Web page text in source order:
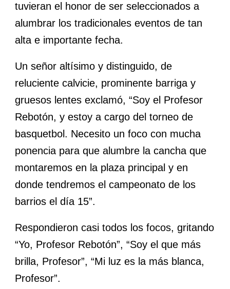
tuvieran el honor de ser seleccionados a
alumbrar los tradicionales eventos de tan
alta e importante fecha.
Un señor altísimo y distinguido, de
reluciente calvicie, prominente barriga y
gruesos lentes exclamó, “Soy el Profesor
Rebotón, y estoy a cargo del torneo de
basquetbol. Necesito un foco con mucha
ponencia para que alumbre la cancha que
montaremos en la plaza principal y en
donde tendremos el campeonato de los
barrios el día 15”.
Respondieron casi todos los focos, gritando
“Yo, Profesor Rebotón”, “Soy el que más
brilla, Profesor”, “Mi luz es la más blanca,
Profesor”.